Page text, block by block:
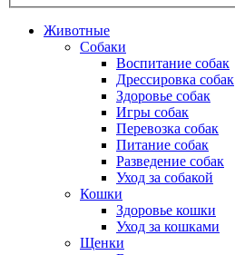
Животные
Собаки
Воспитание собак
Дрессировка собак
Здоровье собак
Игры собак
Перевозка собак
Питание собак
Разведение собак
Уход за собакой
Кошки
Здоровье кошки
Уход за кошками
Щенки